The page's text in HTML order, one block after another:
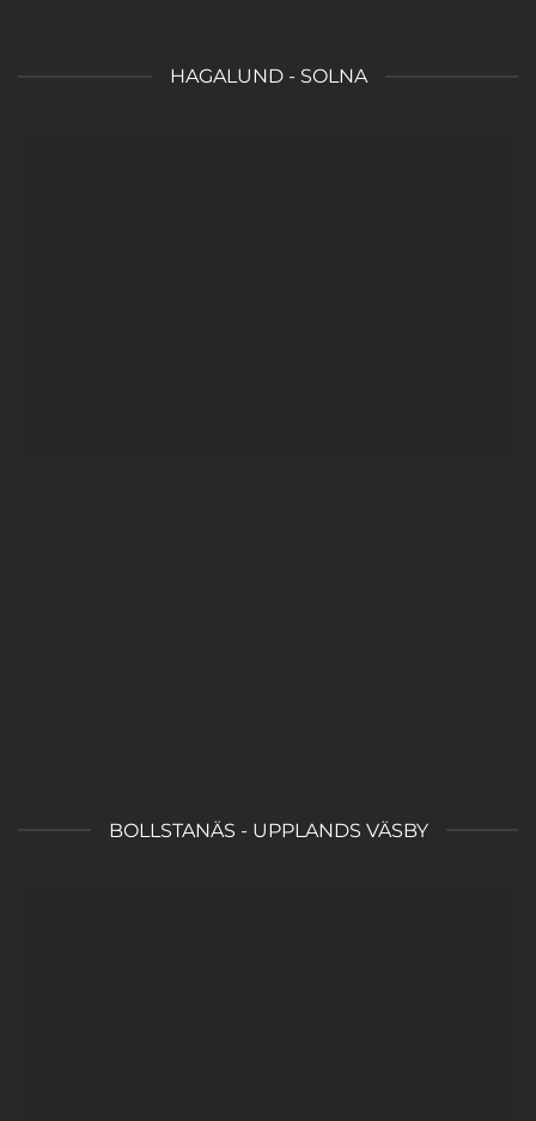
HAGALUND - SOLNA
BOLLSTANÄS - UPPLANDS VÄSBY